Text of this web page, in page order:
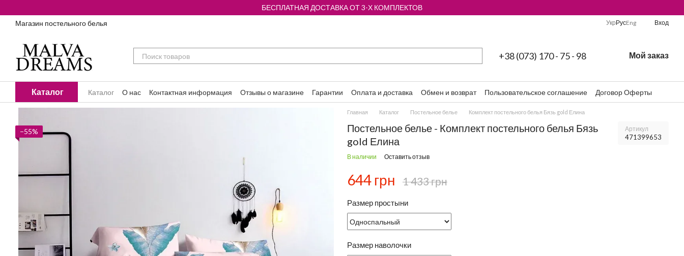
БЕСПЛАТНАЯ ДОСТАВКА ОТ 3-Х КОМПЛЕКТОВ
Магазин постельного белья
УкрРусEng Вход
+38 (073) 170 - 75 - 98 Мой заказ
Каталог Каталог О нас Контактная информация Отзывы о магазине Гарантии Оплата и доставка Обмен и возврат Пользовательское соглашение
Договор Оферты
Блог
−55%
Главная Каталог Постельное белье Комплект постельного белья Бязь gold Елина
Постельное белье - Комплект постельного белья Бязь
gold Елина
Артикул
471399653
В наличии Оставить отзыв
644 грн 1 433 грн
Размер простыни
Размер наволочки